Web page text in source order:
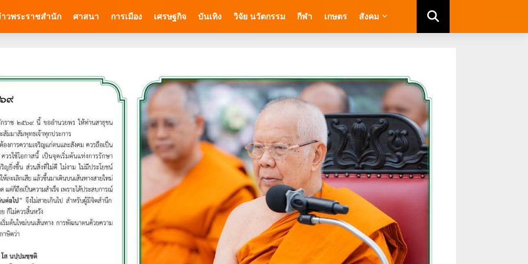
วพระราชสำนัก ศาสนา การเมือง เศรษฐกิจ บันเทิง วิจัย นวัตกรรม กีฬา เกษตร สังคม